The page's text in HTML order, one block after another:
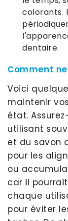
colorants.
dentaire.
Comment
Voici
maintenir
état.
utilisant
et du savon
pour les
ou
car il
chaque
pour éviter